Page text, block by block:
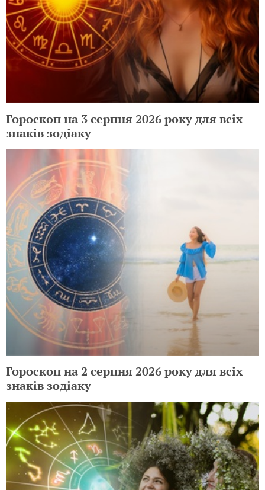
Гороскоп на 3 серпня 2026 року для всіх
знаків зодіаку
Гороскоп на 2 серпня 2026 року для всіх
знаків зодіаку